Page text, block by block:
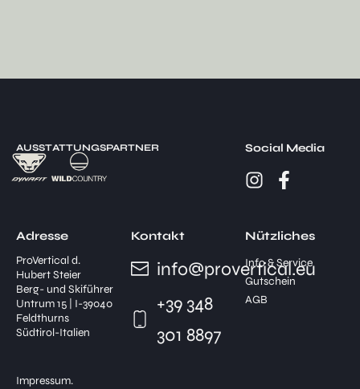
AUSSTATTUNGSPARTNER Social Media
Adresse
ProVertical d.
Hubert Steier
Berg- und Skiführer
Untrum 15 | I-39040
Feldthurns
Südtirol-Italien
Kontakt
info@provertical.eu
+39 348
301 8897
Nützliches
Info & Service
Gutschein
AGB
Impressum.